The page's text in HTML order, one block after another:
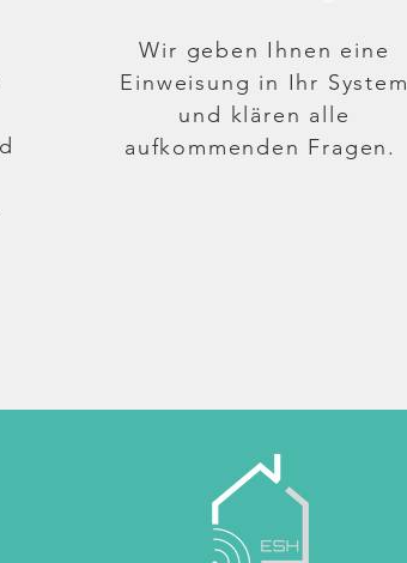
Wir geben Ihnen eine
Einweisung in Ihr System
und klären alle
aufkommenden Fragen.